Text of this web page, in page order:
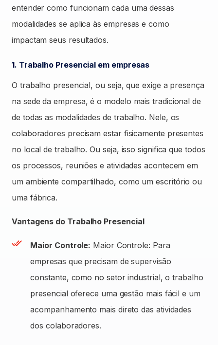
entender como funcionam cada uma dessas
modalidades se aplica às empresas e como
impactam seus resultados.
1. Trabalho Presencial em empresas
O trabalho presencial, ou seja, que exige a presença
na sede da empresa, é o modelo mais tradicional de
de todas as modalidades de trabalho. Nele, os
colaboradores precisam estar fisicamente presentes
no local de trabalho. Ou seja, isso significa que todos
os processos, reuniões e atividades acontecem em
um ambiente compartilhado, como um escritório ou
uma fábrica.
Vantagens do Trabalho Presencial
Maior Controle: Maior Controle: Para
empresas que precisam de supervisão
constante, como no setor industrial, o trabalho
presencial oferece uma gestão mais fácil e um
acompanhamento mais direto das atividades
dos colaboradores.